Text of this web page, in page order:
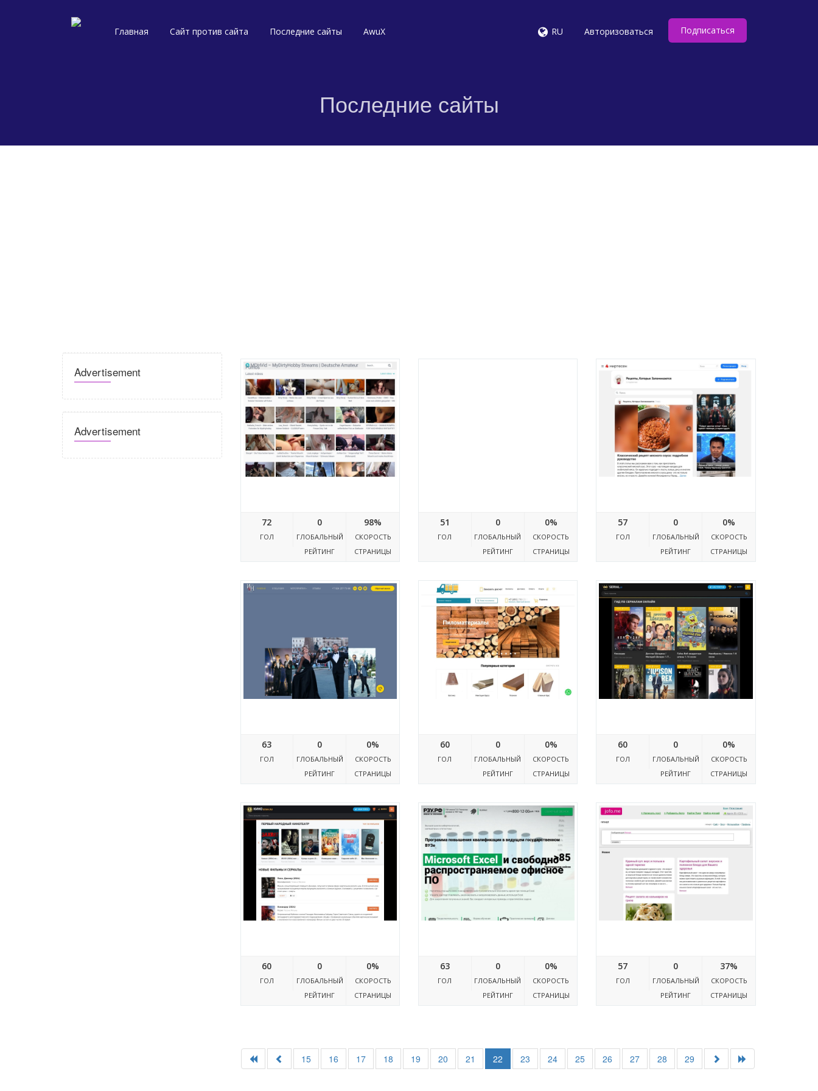
Главная Сайт против сайта Последние сайты AwuX RU Авторизоваться Подписаться
Последние сайты
Advertisement
Advertisement
72
ГОЛ
0
ГЛОБАЛЬНЫЙ
РЕЙТИНГ
98%
СКОРОСТЬ
СТРАНИЦЫ
51
ГОЛ
0
ГЛОБАЛЬНЫЙ
РЕЙТИНГ
0%
СКОРОСТЬ
СТРАНИЦЫ
57
ГОЛ
0
ГЛОБАЛЬНЫЙ
РЕЙТИНГ
0%
СКОРОСТЬ
СТРАНИЦЫ
63
ГОЛ
0
ГЛОБАЛЬНЫЙ
РЕЙТИНГ
0%
СКОРОСТЬ
СТРАНИЦЫ
60
ГОЛ
0
ГЛОБАЛЬНЫЙ
РЕЙТИНГ
0%
СКОРОСТЬ
СТРАНИЦЫ
60
ГОЛ
0
ГЛОБАЛЬНЫЙ
РЕЙТИНГ
0%
СКОРОСТЬ
СТРАНИЦЫ
60
ГОЛ
0
ГЛОБАЛЬНЫЙ
РЕЙТИНГ
0%
СКОРОСТЬ
СТРАНИЦЫ
63
ГОЛ
0
ГЛОБАЛЬНЫЙ
РЕЙТИНГ
0%
СКОРОСТЬ
СТРАНИЦЫ
57
ГОЛ
0
ГЛОБАЛЬНЫЙ
РЕЙТИНГ
37%
СКОРОСТЬ
СТРАНИЦЫ
15 16 17 18 19 20 21 22 23 24 25 26 27 28 29